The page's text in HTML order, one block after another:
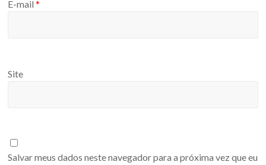
E-mail*
Site
Salvar meus dados neste navegador para a próxima vez que eu